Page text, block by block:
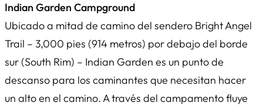
Indian Garden Campground
Ubicado a mitad de camino del sendero Bright Angel
Trail – 3,000 pies (914 metros) por debajo del borde
sur (South Rim) – Indian Garden es un punto de
descanso para los caminantes que necesitan hacer
un alto en el camino. A través del campamento fluye